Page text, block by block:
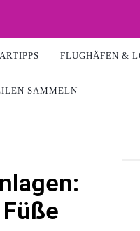
FLUGHÄFEN &
SAMMELN